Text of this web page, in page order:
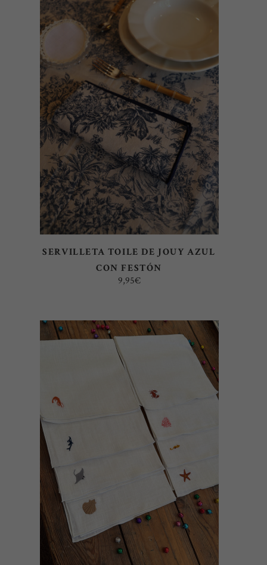
AÑADIR AL CARRITO
SERVILLETA TOILE DE JOUY AZUL
CON FESTÓN
9,95€
AÑADIR AL CARRITO